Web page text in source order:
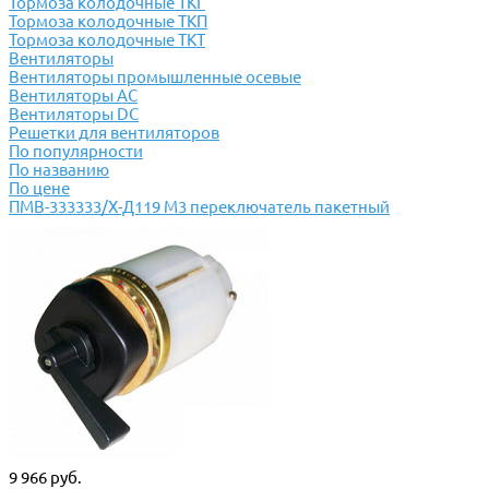
Тормоза колодочные ТКП
Тормоза колодочные ТКТ
Вентиляторы
Вентиляторы промышленные осевые
Вентиляторы АС
Вентиляторы DC
Решетки для вентиляторов
По популярности
По названию
По цене
ПМВ-333333/Х-Д119 М3 переключатель пакетный
9 966 руб.